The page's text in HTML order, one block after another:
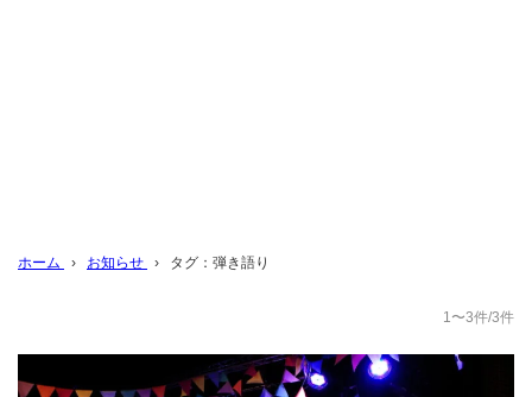
ホーム › お知らせ › タグ：弾き語り
1〜3件/3件